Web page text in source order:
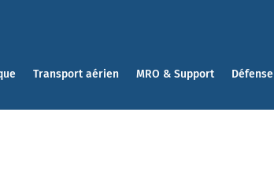
Transport aérien MRO & Support Défense